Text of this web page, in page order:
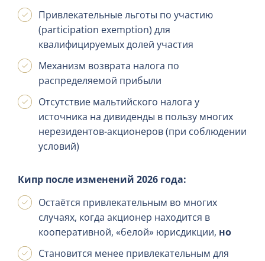
Привлекательные льготы по участию
(participation exemption) для
квалифицируемых долей участия
Механизм возврата налога по
распределяемой прибыли
Отсутствие мальтийского налога у
источника на дивиденды в пользу многих
нерезидентов-акционеров (при соблюдении
условий)
Кипр после изменений 2026 года:
Остаётся привлекательным во многих
случаях, когда акционер находится в
кооперативной, «белой» юрисдикции, но
Становится менее привлекательным для